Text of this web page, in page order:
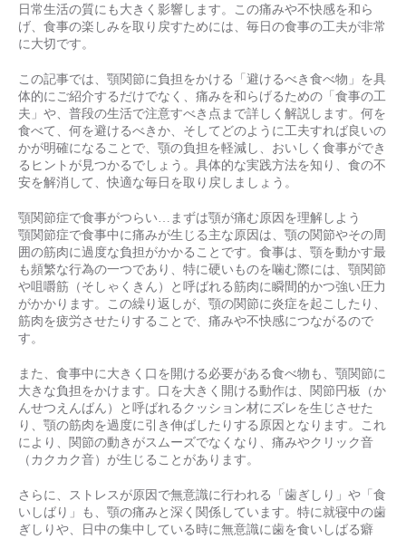
日常生活の質にも大きく影響します。この痛みや不快感を和ら
げ、食事の楽しみを取り戻すためには、毎日の食事の工夫が非常
に大切です。
この記事では、顎関節に負担をかける「避けるべき食べ物」を具
体的にご紹介するだけでなく、痛みを和らげるための「食事の工
夫」や、普段の生活で注意すべき点まで詳しく解説します。何を
食べて、何を避けるべきか、そしてどのように工夫すれば良いの
かが明確になることで、顎の負担を軽減し、おいしく食事ができ
るヒントが見つかるでしょう。具体的な実践方法を知り、食の不
安を解消して、快適な毎日を取り戻しましょう。
顎関節症で食事がつらい…まずは顎が痛む原因を理解しよう
顎関節症で食事中に痛みが生じる主な原因は、顎の関節やその周
囲の筋肉に過度な負担がかかることです。食事は、顎を動かす最
も頻繁な行為の一つであり、特に硬いものを噛む際には、顎関節
や咀嚼筋（そしゃくきん）と呼ばれる筋肉に瞬間的かつ強い圧力
がかかります。この繰り返しが、顎の関節に炎症を起こしたり、
筋肉を疲労させたりすることで、痛みや不快感につながるので
す。
また、食事中に大きく口を開ける必要がある食べ物も、顎関節に
大きな負担をかけます。口を大きく開ける動作は、関節円板（か
んせつえんばん）と呼ばれるクッション材にズレを生じさせた
り、顎の筋肉を過度に引き伸ばしたりする原因となります。これ
により、関節の動きがスムーズでなくなり、痛みやクリック音
（カクカク音）が生じることがあります。
さらに、ストレスが原因で無意識に行われる「歯ぎしり」や「食
いしばり」も、顎の痛みと深く関係しています。特に就寝中の歯
ぎしりや、日中の集中している時に無意識に歯を食いしばる癖